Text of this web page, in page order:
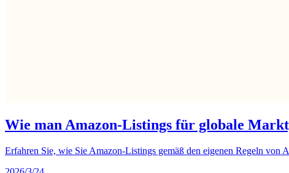
Wie man Amazon-Listings für globale
Erfahren Sie, wie Sie Amazon-Listings gemäß den eigenen Regeln